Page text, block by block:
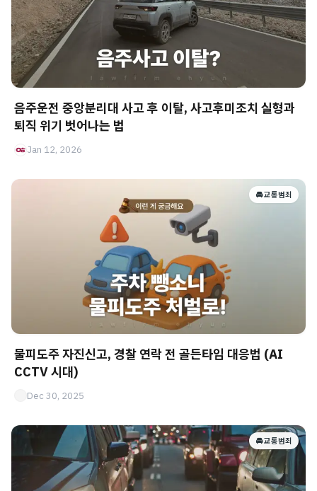
음주운전 중앙분리대 사고 후 이탈, 사고후미조치 실형과
퇴직 위기 벗어나는 법
Jan 12, 2026
🚘 교통범죄
물피도주 자진신고, 경찰 연락 전 골든타임 대응법 (AI
CCTV 시대)
Dec 30, 2025
🚘 교통범죄